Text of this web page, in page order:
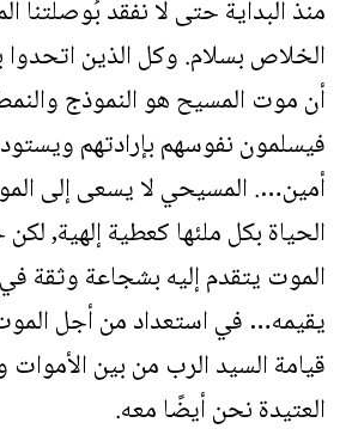
منذ البداية حتى لا نفقد بُوصلتنا
الخلاص بسلام. وكل الذين
أن موت المسيح هو النموذج
فيسلمون نفوسهم بإرادتهم
أمين…. المسيحي لا يسعى إلى
الحياة بكل ملئها كعطية إلهية, لكن
الموت يتقدم إليه بشجاعة وثقة في
يقيمه… في استعداد من أجل
قيامة السيد الرب من بين الأموات
العتيدة نحن أيضًا معه.